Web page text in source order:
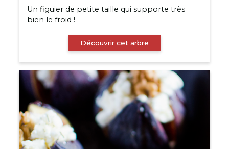
Un figuier de petite taille qui supporte très
bien le froid !
Découvrir cet arbre